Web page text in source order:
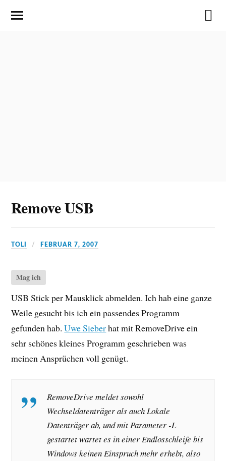
Remove USB
TOLI FEBRUAR 7, 2007
Mag ich
USB Stick per Mausklick abmelden. Ich hab eine ganze
Weile gesucht bis ich ein passendes Programm
gefunden hab.Uwe Sieberhat mit RemoveDrive ein
sehr schönes kleines Programm geschrieben was
meinen Ansprüchen voll genügt.
RemoveDrive meldet sowohl
Wechseldatenträger als auch Lokale
Datenträger ab, und mit Parameter -L
gestartet wartet es in einer Endlosschleife bis
Windows keinen Einspruch mehr erhebt, also